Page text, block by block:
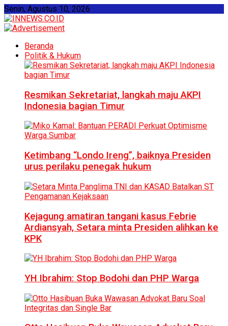
Senin, Agustus 10, 2026
Beranda
Politik & Hukum
Resmikan Sekretariat, langkah maju AKPI
Indonesia bagian Timur
Ketimbang “Londo Ireng”, baiknya Presiden
urus perilaku penegak hukum
Kejagung amatiran tangani kasus Febrie
Ardiansyah, Setara minta Presiden alihkan ke
KPK
YH Ibrahim: Stop Bodohi dan PHP Warga